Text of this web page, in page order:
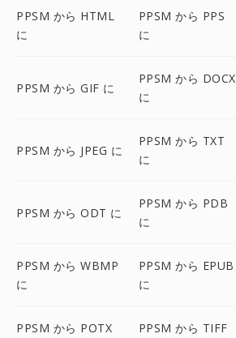
PPSM から HTML
に
PPSM から PPS
に
PPSM から GIF に
PPSM から DOCX
に
PPSM から JPEG に
PPSM から TXT
に
PPSM から ODT に
PPSM から PDB
に
PPSM から WBMP
に
PPSM から EPUB
に
PPSM から POTX
PPSM から TIFF